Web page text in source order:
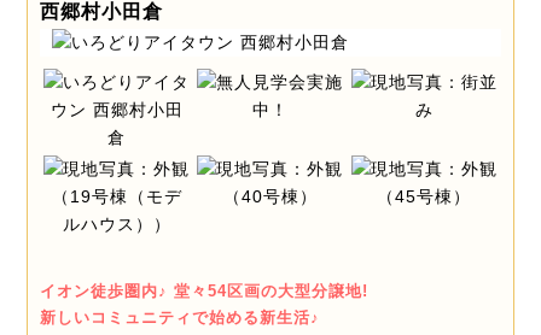
西郷村小田倉
イオン徒歩圏内♪ 堂々54区画の大型分譲地!
新しいコミュニティで始める新生活♪